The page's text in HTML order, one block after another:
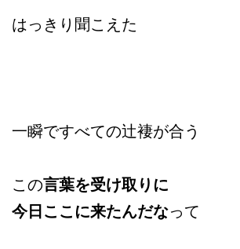
はっきり聞こえた
一瞬ですべての辻褄が合う
この言葉を受け取りに
今日ここに来たんだなって